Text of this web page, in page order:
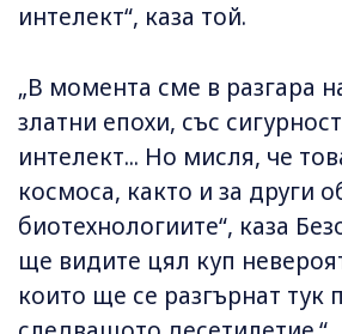
интелект“, каза той.
„В момента сме в разгара
златни епохи, със
интелект... Но мисля, че
космоса, както и за други
биотехнологиите“, каза
ще видите цял куп
които ще се разгърнат тук